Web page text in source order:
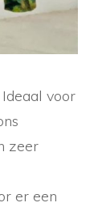
voor
zeer
er een